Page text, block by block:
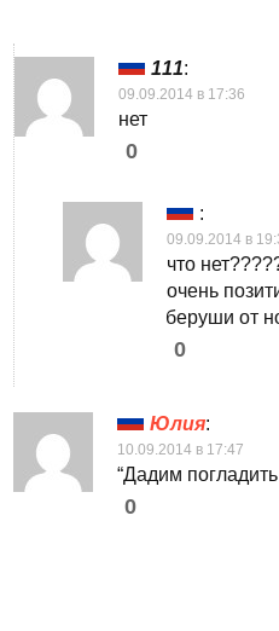
111:
09.09.2014 в 17:36
нет
0
:
09.09.2014 в
что
очень
беруши от
0
Юлия:
10.09.2014 в 17:47
“Дадим
0